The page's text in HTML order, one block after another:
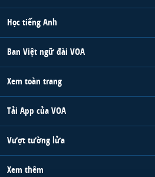
Học tiếng Anh
Ban Việt ngữ đài VOA
Xem toàn trang
Tải App của VOA
Vượt tường lửa
Xem thêm